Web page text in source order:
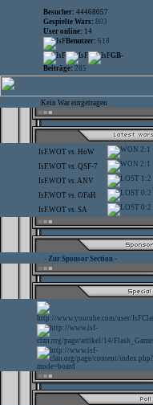
Besucher: 44468057
Gespielte Wars: 803
User online: 14
Benutzer: 618
GB-
Beiträge: 285
Kein War eingetragen
IsF.WOT vs. HoW 2:1
IsF.WOT vs. QSF-7 2:1
IsF.WOT vs.ANV 1:2
IsF.WOT vs. OFaH 0:2
IsF.WOT vs. SA 0:2
- Zur Sponsor Section -